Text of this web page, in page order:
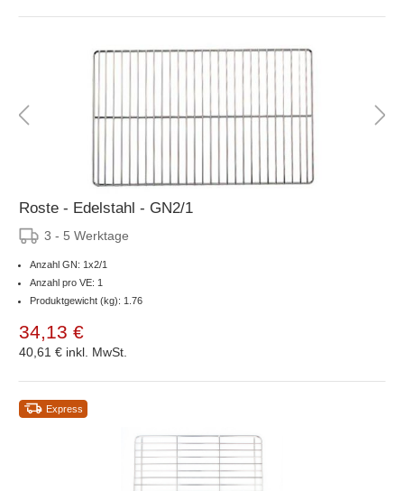
Roste - Edelstahl - GN2/1
3 - 5 Werktage
Anzahl GN: 1x2/1
Anzahl pro VE: 1
Produktgewicht (kg): 1.76
34,13 €
40,61 € inkl. MwSt.
Express